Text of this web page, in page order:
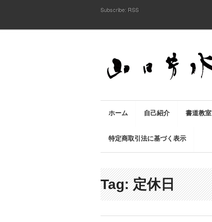
Subscribe: RSS
ホーム 自己紹介 書道教室
特定商取引法に基づく表示
Tag: 定休日